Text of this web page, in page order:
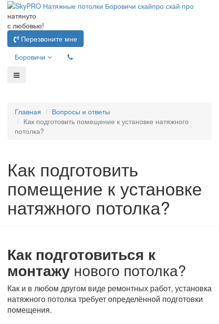
натянуто
с любовью!
Перезвоните мне
Боровичи
Главная
Вопросы и ответы
Как подготовить помещение к установке натяжного
потолка?
Как подготовить
помещение к установке
натяжного потолка?
Как подготовиться к
монтажу нового потолка?
Как и в любом другом виде ремонтных работ, установка
натяжного потолка требует определённой подготовки
помещения.